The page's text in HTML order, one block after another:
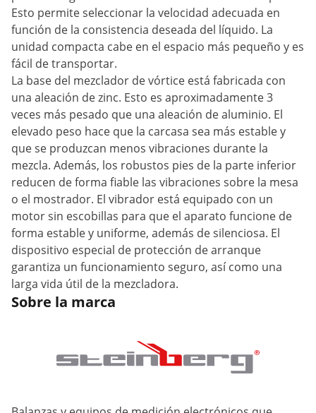
Esto permite seleccionar la velocidad adecuada en
función de la consistencia deseada del líquido. La
unidad compacta cabe en el espacio más pequeño y es
fácil de transportar.
La base del mezclador de vórtice está fabricada con
una aleación de zinc. Esto es aproximadamente 3
veces más pesado que una aleación de aluminio. El
elevado peso hace que la carcasa sea más estable y
que se produzcan menos vibraciones durante la
mezcla. Además, los robustos pies de la parte inferior
reducen de forma fiable las vibraciones sobre la mesa
o el mostrador. El vibrador está equipado con un
motor sin escobillas para que el aparato funcione de
forma estable y uniforme, además de silenciosa. El
dispositivo especial de protección de arranque
garantiza un funcionamiento seguro, así como una
larga vida útil de la mezcladora.
Sobre la marca